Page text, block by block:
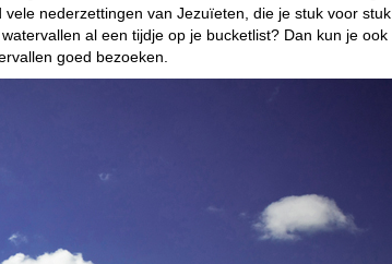
nederzettingen van Jezuïeten, die je stuk voor stuk
al een tijdje op je bucketlist? Dan kun je ook
goed bezoeken.